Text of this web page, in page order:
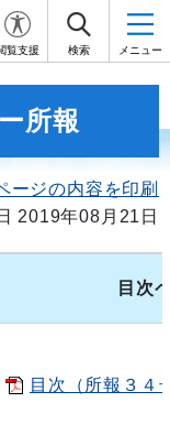
覧支援 検索 メニュー
所報
ージの内容を印刷
2019年08月21日
目次
目次（所報３４